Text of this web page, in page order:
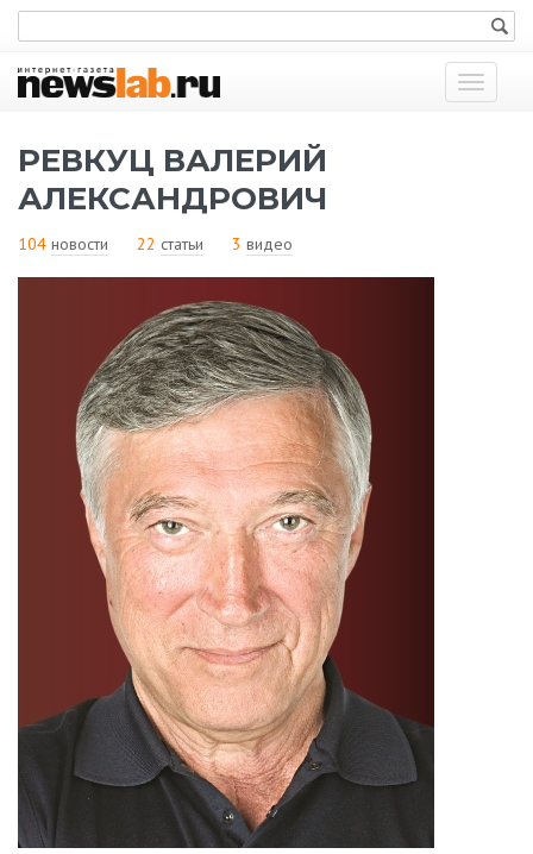
Показать
меню
РЕВКУЦ ВАЛЕРИЙ
АЛЕКСАНДРОВИЧ
104 новости 22 статьи 3 видео